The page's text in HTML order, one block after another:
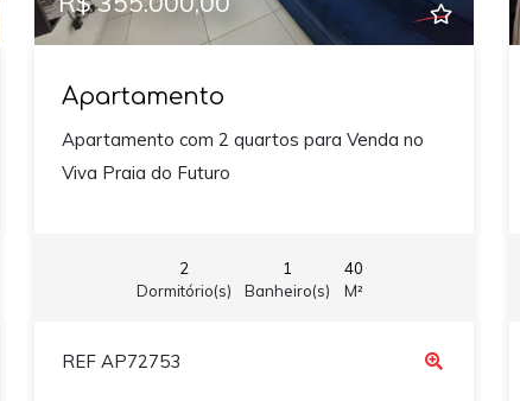
Apartamento
Apartamento com 2 quartos para Venda no
Viva Praia do Futuro
2
Dormitório(s)
1
Banheiro(s)
40
M²
REF AP72753